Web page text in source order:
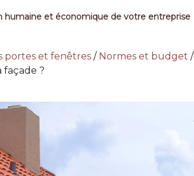
humaine et économique de votre entreprise
portes et fenêtres / Normes et budget /
?